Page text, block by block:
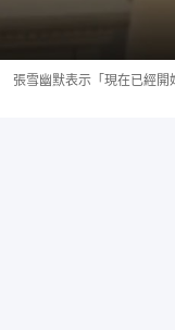
張雪幽默表示「現在已經開